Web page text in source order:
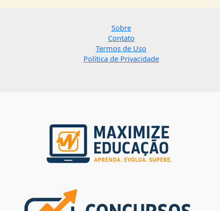
Sobre
Contato
Termos de Uso
Política de Privacidade